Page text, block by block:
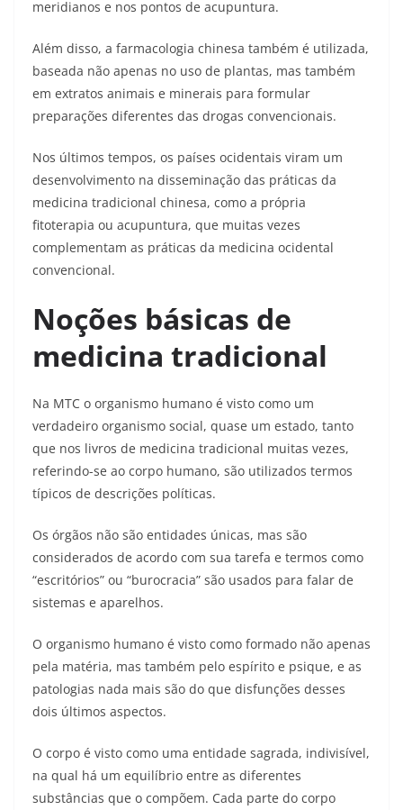
meridianos e nos pontos de acupuntura.
Além disso, a farmacologia chinesa também é utilizada,
baseada não apenas no uso de plantas, mas também
em extratos animais e minerais para formular
preparações diferentes das drogas convencionais.
Nos últimos tempos, os países ocidentais viram um
desenvolvimento na disseminação das práticas da
medicina tradicional chinesa, como a própria
fitoterapia ou acupuntura, que muitas vezes
complementam as práticas da medicina ocidental
convencional.
Noções básicas de
medicina tradicional
Na MTC o organismo humano é visto como um
verdadeiro organismo social, quase um estado, tanto
que nos livros de medicina tradicional muitas vezes,
referindo-se ao corpo humano, são utilizados termos
típicos de descrições políticas.
Os órgãos não são entidades únicas, mas são
considerados de acordo com sua tarefa e termos como
“escritórios” ou “burocracia” são usados para falar de
sistemas e aparelhos.
O organismo humano é visto como formado não apenas
pela matéria, mas também pelo espírito e psique, e as
patologias nada mais são do que disfunções desses
dois últimos aspectos.
O corpo é visto como uma entidade sagrada, indivisível,
na qual há um equilíbrio entre as diferentes
substâncias que o compõem. Cada parte do corpo